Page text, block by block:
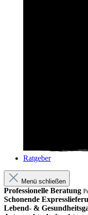
Ratgeber
Menü schließen
Professionelle Beratung
Schonende
Lebend- &